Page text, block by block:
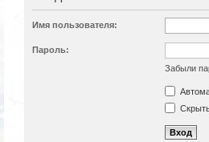
Имя пользователя:
Пароль:
Забыли